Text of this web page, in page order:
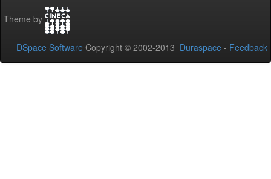
Theme by
DSpace Software Copyright © 2002-2013 Duraspace - Feedback